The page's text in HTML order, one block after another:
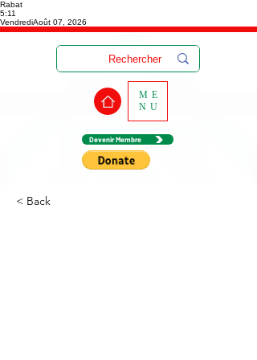
Rabat
5:11
VendrediAoût 07, 2026
Devenir Membre
ME
NU
< Back